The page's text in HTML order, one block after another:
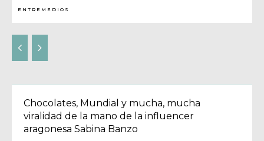
ENTREMEDIOS
Chocolates, Mundial y mucha, mucha
viralidad de la mano de la influencer
aragonesa Sabina Banzo